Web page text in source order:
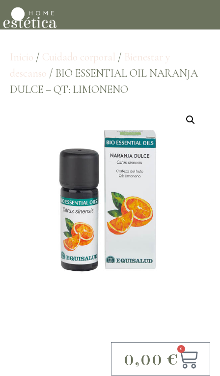
Inicio / Cuidado corporal / Bienestar y
descanso / BIO ESSENTIAL OIL NARANJA
DULCE – QT: LIMONENO
0,00€ 0